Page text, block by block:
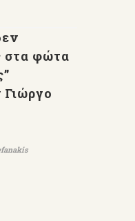
στα φώτα